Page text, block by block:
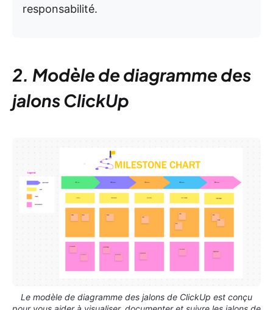
responsabilité.
2. Modèle de diagramme des
jalons ClickUp
Le modèle de diagramme des jalons de ClickUp est conçu